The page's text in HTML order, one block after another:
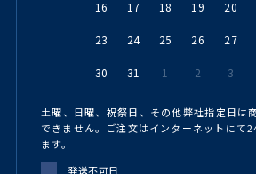
16 17 18 19 20
23 24 25 26 27
30 31 1 2 3
土曜、日曜、祝祭日、その他弊社指定日は
できません。ご注文はインターネットにて
ます。
発送不可日